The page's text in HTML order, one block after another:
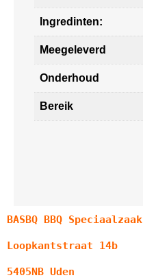
Ingredinten:
Meegeleverd
Onderhoud
Bereik
BASBQ BBQ Speciaalzaak
Loopkantstraat 14b
5405NB Uden